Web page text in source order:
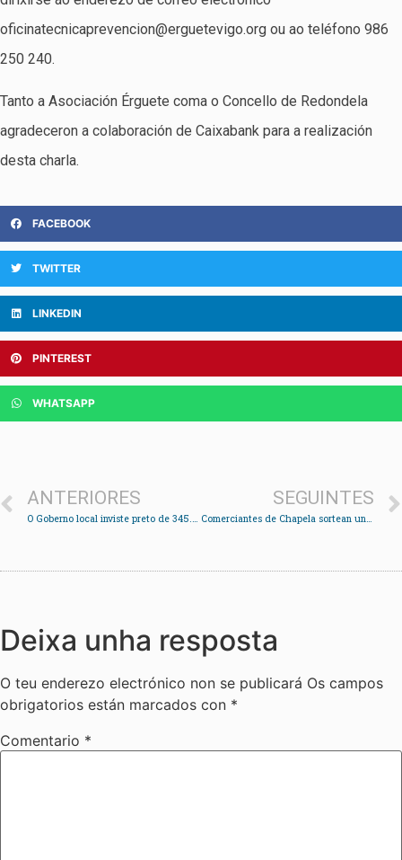
oficinatecnicaprevencion@erguetevigo.org ou ao teléfono 986
250 240.
Tanto a Asociación Érguete coma o Concello de Redondela
agradeceron a colaboración de Caixabank para a realización
desta charla.
FACEBOOK
TWITTER
LINKEDIN
PINTEREST
WHATSAPP
ANTERIORES
O Goberno local inviste preto de 345.000 euros na mellora da rede viaria das parroquias
SEGUINTES
Comerciantes de Chapela sortean unha cesta de máis de 3.000 euros nunha campaña solidaria
Deixa unha resposta
O teu enderezo electrónico non se publicará Os campos
obrigatorios están marcados con *
Comentario *